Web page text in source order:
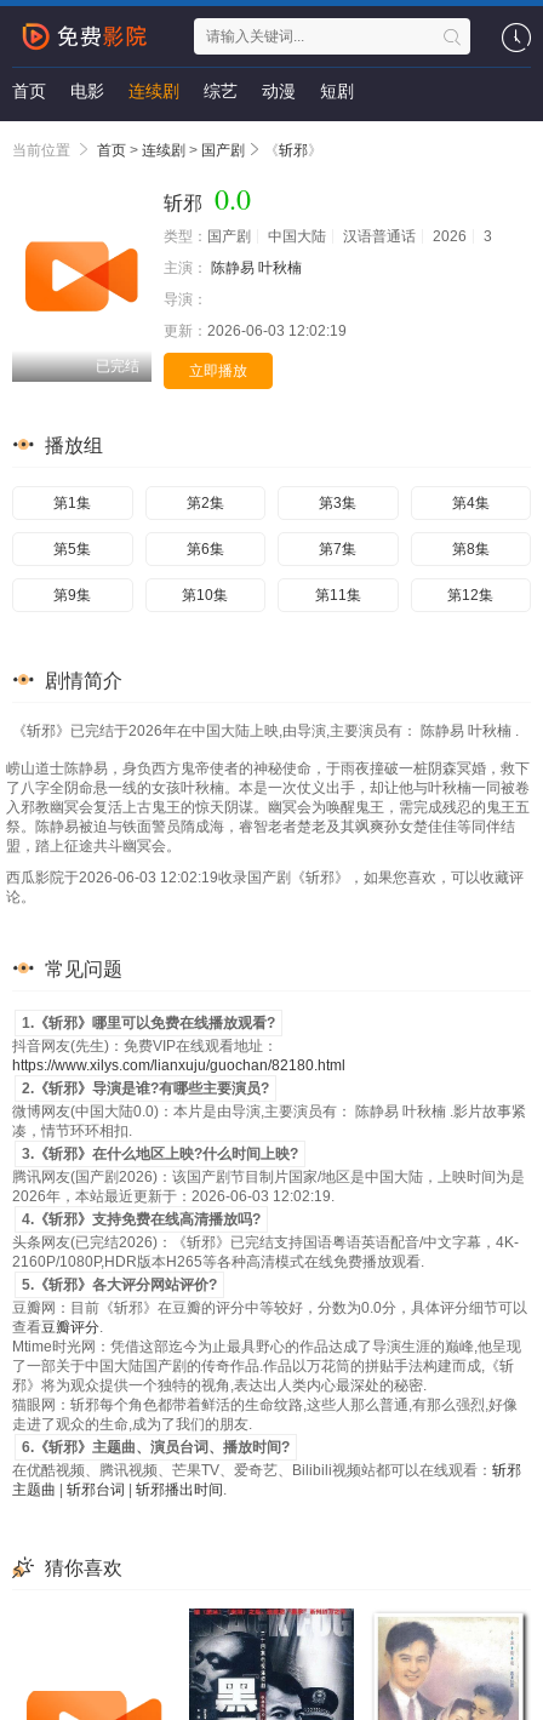
首页 电影 连续剧 综艺 动漫 短剧
当前位置 首页 > 连续剧 > 国产剧 《斩邪》
已完结
斩邪 0.0
类型： 国产剧 中国大陆 汉语普通话 2026
3
主演：
陈静易 叶秋楠
导演：
更新： 2026-06-03 12:02:19
立即播放
播放组
第1集 第2集 第3集 第4集
第5集 第6集 第7集 第8集
第9集 第10集 第11集 第12集
剧情简介
《斩邪》已完结于2026年在中国大陆上映,由导演,主要演员有： 陈静易 叶秋楠 .
崂山道士陈静易，身负西方鬼帝使者的神秘使命，于雨夜撞破一桩阴森冥婚，救下
了八字全阴命悬一线的女孩叶秋楠。本是一次仗义出手，却让他与叶秋楠一同被卷
入邪教幽冥会复活上古鬼王的惊天阴谋。幽冥会为唤醒鬼王，需完成残忍的鬼王五
祭。陈静易被迫与铁面警员隋成海，睿智老者楚老及其飒爽孙女楚佳佳等同伴结
盟，踏上征途共斗幽冥会。
西瓜影院于2026-06-03 12:02:19收录国产剧《斩邪》，如果您喜欢，可以收藏评
论。
常见问题
1.《斩邪》哪里可以免费在线播放观看?
抖音网友(先生)：免费VIP在线观看地址：
https://www.xilys.com/lianxuju/guochan/82180.html
2.《斩邪》导演是谁?有哪些主要演员?
微博网友(中国大陆0.0)：本片是由导演,主要演员有： 陈静易 叶秋楠 .影片故事紧
凑，情节环环相扣.
3.《斩邪》在什么地区上映?什么时间上映?
腾讯网友(国产剧2026)：该国产剧节目制片国家/地区是中国大陆，上映时间为是
2026年，本站最近更新于：2026-06-03 12:02:19.
4.《斩邪》支持免费在线高清播放吗?
头条网友(已完结2026)：《斩邪》已完结支持国语粤语英语配音/中文字幕，4K-
2160P/1080P,HDR版本H265等各种高清模式在线免费播放观看.
5.《斩邪》各大评分网站评价?
豆瓣网：目前《斩邪》在豆瓣的评分中等较好，分数为0.0分，具体评分细节可以
查看豆瓣评分.
Mtime时光网：凭借这部迄今为止最具野心的作品达成了导演生涯的巅峰,他呈现
了一部关于中国大陆国产剧的传奇作品.作品以万花筒的拼贴手法构建而成,《斩
邪》将为观众提供一个独特的视角,表达出人类内心最深处的秘密.
猫眼网：斩邪每个角色都带着鲜活的生命纹路,这些人那么普通,有那么强烈,好像
走进了观众的生命,成为了我们的朋友.
6.《斩邪》主题曲、演员台词、播放时间?
在优酷视频、腾讯视频、芒果TV、爱奇艺、Bilibili视频站都可以在线观看： 斩邪
主题曲
斩邪台词 斩邪播出时间 .
猜你喜欢